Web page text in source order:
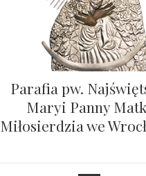
Parafia pw.
Maryi Panny
Miłosierdzia we